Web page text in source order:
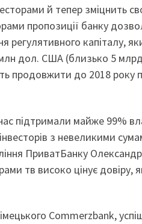
й тепер зміцнить
пропозиції банку
регулятивного капіталу,
млн дол. США (близько 5
продовжити до 2018 року
підтримали майже 99%
з невеликими
ПриватБанку
тв високо цінує
Commerzbank,